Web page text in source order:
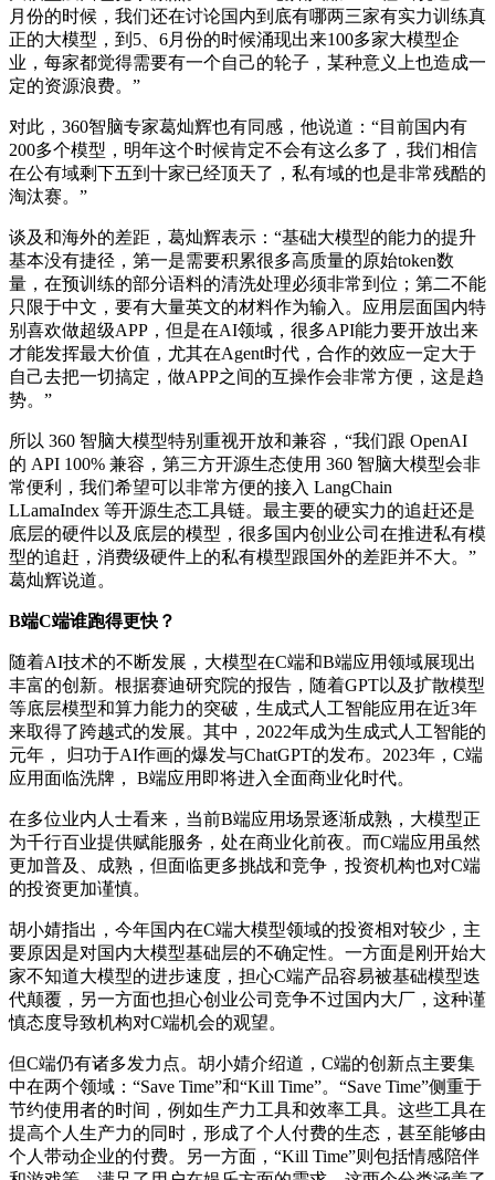
月份的时候，我们还在讨论国内到底有哪两三家有实力训练真
正的大模型，到5、6月份的时候涌现出来100多家大模型企
业，每家都觉得需要有一个自己的轮子，某种意义上也造成一
定的资源浪费。”
对此，360智脑专家葛灿辉也有同感，他说道：“目前国内有
200多个模型，明年这个时候肯定不会有这么多了，我们相信
在公有域剩下五到十家已经顶天了，私有域的也是非常残酷的
淘汰赛。”
谈及和海外的差距，葛灿辉表示：“基础大模型的能力的提升
基本没有捷径，第一是需要积累很多高质量的原始token数
量，在预训练的部分语料的清洗处理必须非常到位；第二不能
只限于中文，要有大量英文的材料作为输入。应用层面国内特
别喜欢做超级APP，但是在AI领域，很多API能力要开放出来
才能发挥最大价值，尤其在Agent时代，合作的效应一定大于
自己去把一切搞定，做APP之间的互操作会非常方便，这是趋
势。”
所以 360 智脑大模型特别重视开放和兼容，“我们跟 OpenAI
的 API 100% 兼容，第三方开源生态使用 360 智脑大模型会非
常便利，我们希望可以非常方便的接入 LangChain
LLamaIndex 等开源生态工具链。最主要的硬实力的追赶还是
底层的硬件以及底层的模型，很多国内创业公司在推进私有模
型的追赶，消费级硬件上的私有模型跟国外的差距并不大。”
葛灿辉说道。
B端C端谁跑得更快？
随着AI技术的不断发展，大模型在C端和B端应用领域展现出
丰富的创新。根据赛迪研究院的报告，随着GPT以及扩散模型
等底层模型和算力能力的突破，生成式人工智能应用在近3年
来取得了跨越式的发展。其中，2022年成为生成式人工智能的
元年， 归功于AI作画的爆发与ChatGPT的发布。2023年，C端
应用面临洗牌， B端应用即将进入全面商业化时代。
在多位业内人士看来，当前B端应用场景逐渐成熟，大模型正
为千行百业提供赋能服务，处在商业化前夜。而C端应用虽然
更加普及、成熟，但面临更多挑战和竞争，投资机构也对C端
的投资更加谨慎。
胡小婧指出，今年国内在C端大模型领域的投资相对较少，主
要原因是对国内大模型基础层的不确定性。一方面是刚开始大
家不知道大模型的进步速度，担心C端产品容易被基础模型迭
代颠覆，另一方面也担心创业公司竞争不过国内大厂，这种谨
慎态度导致机构对C端机会的观望。
但C端仍有诸多发力点。胡小婧介绍道，C端的创新点主要集
中在两个领域：“Save Time”和“Kill Time”。“Save Time”侧重于
节约使用者的时间，例如生产力工具和效率工具。这些工具在
提高个人生产力的同时，形成了个人付费的生态，甚至能够由
个人带动企业的付费。另一方面，“Kill Time”则包括情感陪伴